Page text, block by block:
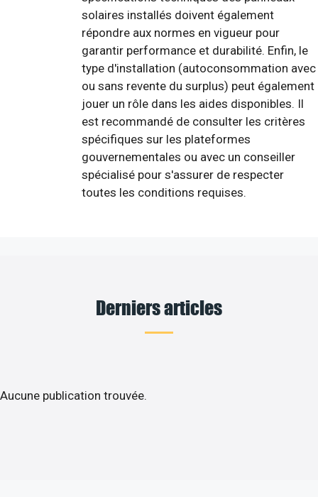
solaires installés doivent également
répondre aux normes en vigueur pour
garantir performance et durabilité. Enfin, le
type d'installation (autoconsommation avec
ou sans revente du surplus) peut également
jouer un rôle dans les aides disponibles. Il
est recommandé de consulter les critères
spécifiques sur les plateformes
gouvernementales ou avec un conseiller
spécialisé pour s'assurer de respecter
toutes les conditions requises.
Derniers articles
Aucune publication trouvée.